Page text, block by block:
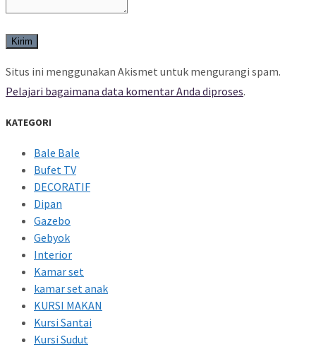
Situs ini menggunakan Akismet untuk mengurangi spam.
Pelajari bagaimana data komentar Anda diproses.
KATEGORI
Bale Bale
Bufet TV
DECORATIF
Dipan
Gazebo
Gebyok
Interior
Kamar set
kamar set anak
KURSI MAKAN
Kursi Santai
Kursi Sudut